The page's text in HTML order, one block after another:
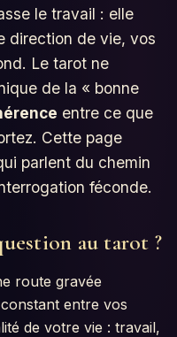
le travail : elle
direction de vie, vos
Le tarot ne
de la « bonne
entre ce que
Cette page
parlent du chemin
féconde.
au tarot ?
route gravée
entre vos
de votre vie : travail,